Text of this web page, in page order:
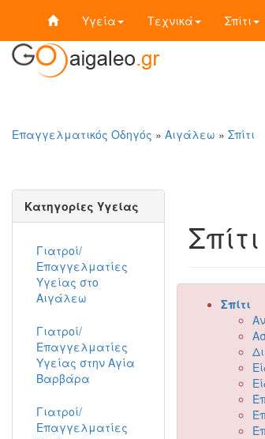
Υγεία Τεχνικά Σπίτι
Επαγγελματικός Οδηγός » Αιγάλεω » Σπίτι
Σπίτι
Σπίτι
Κατηγορίες Υγείας
Γιατροί/
Επαγγελματίες
Υγείας στο
Αιγάλεω
Γιατροί/
Επαγγελματίες
Υγείας στην Αγία
Βαρβάρα
Γιατροί/
Επαγγελματίες